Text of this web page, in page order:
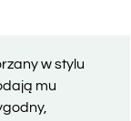
w stylu
mu